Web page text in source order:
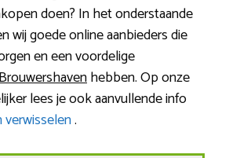
doen? In het onderstaande
wij goede online aanbieders die
en een voordelige
hebben. Op onze
lees je ook aanvullende info
.